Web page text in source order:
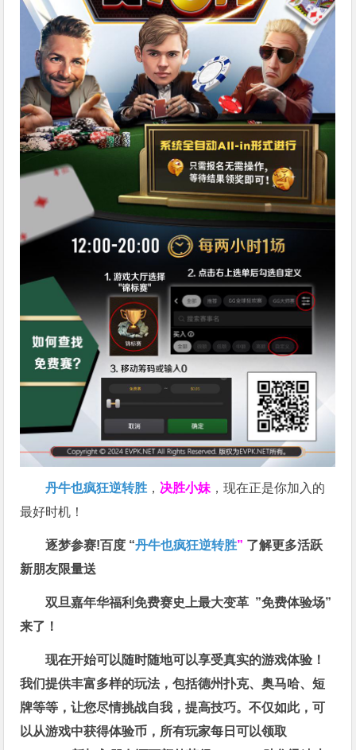
丹牛也疯狂逆转胜 ， 决胜小妹 ，现在正是你加入的
最好时机！
逐梦参赛!百度 “丹牛也疯狂逆转胜” 了解更多活跃
新朋友限量送
双旦嘉年华福利免费赛史上最大变革 ”免费体验场”
来了！
现在开始可以随时随地可以享受真实的游戏体验！
我们提供丰富多样的玩法，包括德州扑克、奥马哈、短
牌等等，让您尽情挑战自我，提高技巧。不仅如此，可
以从游戏中获得体验币，所有玩家每日可以领取